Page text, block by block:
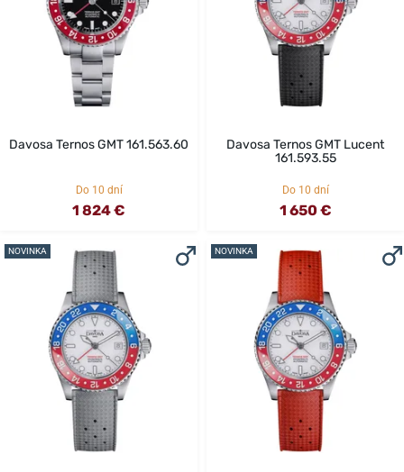
Davosa Ternos GMT 161.563.60
Do 10 dní
1 824 €
Davosa Ternos GMT Lucent
161.593.55
Do 10 dní
1 650 €
NOVINKA NOVINKA